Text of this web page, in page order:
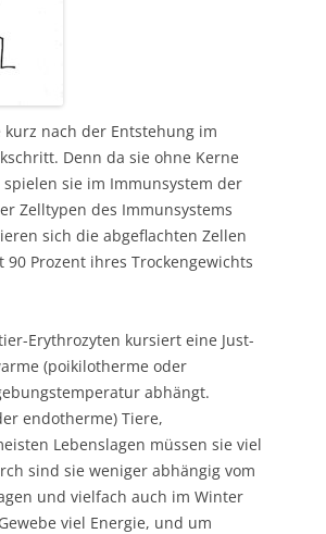
nach der Entstehung im
Denn da sie ohne Kerne
sie im Immunsystem der
Zelltypen des Immunsystems
sich die abgeflachten Zellen
Prozent ihres Trockengewichts
Erythrozyten kursiert eine Just-
(poikilotherme oder
abhängt.
endotherme) Tiere,
Lebenslagen müssen sie viel
sind sie weniger abhängig vom
und vielfach auch im Winter
viel Energie, und um